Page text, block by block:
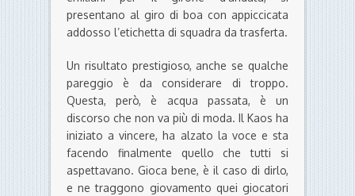
presentano al giro di boa con appiccicata
addosso l’etichetta di squadra da trasferta.
Un risultato prestigioso, anche se qualche
pareggio è da considerare di troppo.
Questa, però, è acqua passata, è un
discorso che non va più di moda. Il Kaos ha
iniziato a vincere, ha alzato la voce e sta
facendo finalmente quello che tutti si
aspettavano. Gioca bene, è il caso di dirlo,
e ne traggono giovamento quei giocatori